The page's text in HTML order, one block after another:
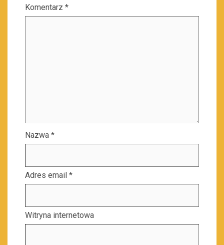
Komentarz *
Nazwa *
Adres email *
Witryna internetowa